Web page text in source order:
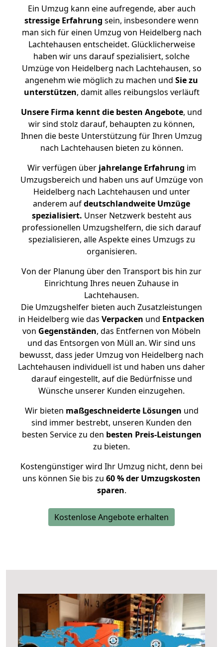
Ein Umzug kann eine aufregende, aber auch
stressige Erfahrung sein, insbesondere wenn
man sich für einen Umzug von Heidelberg nach
Lachtehausen entscheidet. Glücklicherweise
haben wir uns darauf spezialisiert, solche
Umzüge von Heidelberg nach Lachtehausen, so
angenehm wie möglich zu machen und Sie zu
unterstützen, damit alles reibungslos verläuft
Unsere Firma kennt die besten Angebote, und
wir sind stolz darauf, behaupten zu können,
Ihnen die beste Unterstützung für Ihren Umzug
nach Lachtehausen bieten zu können.
Wir verfügen überjahrelange Erfahrung im
Umzugsbereich und haben uns auf Umzüge von
Heidelberg nach Lachtehausen und unter
anderem aufdeutschlandweite Umzüge
spezialisiert. Unser Netzwerk besteht aus
professionellen Umzugshelfern, die sich darauf
spezialisieren, alle Aspekte eines Umzugs zu
organisieren.
Von der Planung über den Transport bis hin zur
Einrichtung Ihres neuen Zuhause in
Lachtehausen.
Die Umzugshelfer bieten auch Zusatzleistungen
in Heidelberg wie das Verpacken und Entpacken
von Gegenständen, das Entfernen von Möbeln
und das Entsorgen von Müll an. Wir sind uns
bewusst, dass jeder Umzug von Heidelberg nach
Lachtehausen individuell ist und haben uns daher
darauf eingestellt, auf die Bedürfnisse und
Wünsche unserer Kunden einzugehen.
Wir bieten maßgeschneiderte Lösungen und
sind immer bestrebt, unseren Kunden den
besten Service zu den besten Preis-Leistungen
zu bieten.
Kostengünstiger wird Ihr Umzug nicht, denn bei
uns können Sie bis zu 60 % der Umzugskosten
sparen.
Kostenlose Angebote erhalten